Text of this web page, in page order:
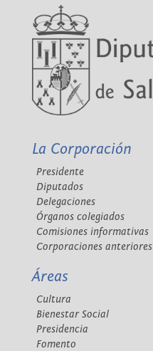
La Corporación
Presidente
Diputados
Delegaciones
Órganos colegiados
Comisiones informativas
Corporaciones anteriores
Áreas
Cultura
Bienestar Social
Presidencia
Fomento